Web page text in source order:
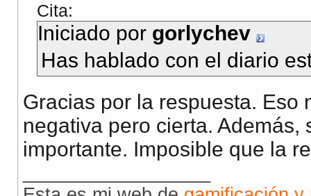
Cita:
Iniciado por gorlychev
Has hablado con el diario
Gracias por la respuesta. Eso
negativa pero cierta.
importante. Imposible que la